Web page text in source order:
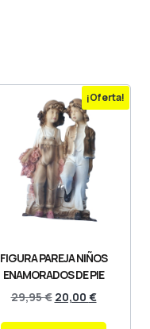
¡Oferta!
FIGURA PAREJA NIÑOS
ENAMORADOS DE PIE
29,95€ 20,00 €